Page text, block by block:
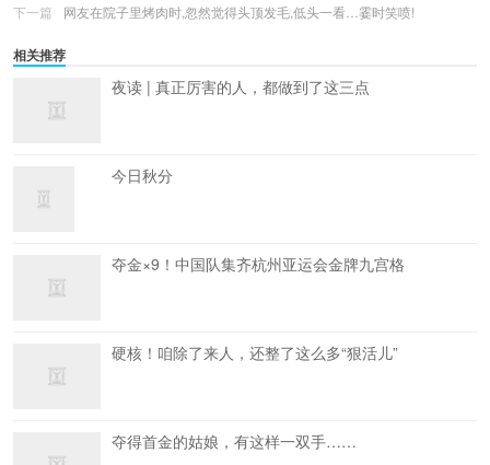
下一篇
网友在院子里烤肉时,忽然觉得头顶发毛,低头一看…霎时笑喷!
相关推荐
夜读 | 真正厉害的人，都做到了这三点
今日秋分
夺金×9！中国队集齐杭州亚运会金牌九宫格
硬核！咱除了来人，还整了这么多“狠活儿”
夺得首金的姑娘，有这样一双手……